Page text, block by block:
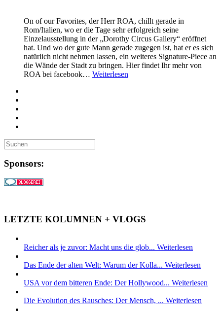
On of our Favorites, der Herr ROA, chillt gerade in
Rom/Italien, wo er die Tage sehr erfolgreich seine
Einzelausstellung in der „Dorothy Circus Gallery“ eröffnet
hat. Und wo der gute Mann gerade zugegen ist, hat er es sich
natürlich nicht nehmen lassen, ein weiteres Signature-Piece an
die Wände der Stadt zu bringen. Hier findet Ihr mehr von
ROA bei facebook… Weiterlesen
Sponsors:
LETZTE KOLUMNEN + VLOGS
Reicher als je zuvor: Macht uns die glob... Weiterlesen
Das Ende der alten Welt: Warum der Kolla... Weiterlesen
USA vor dem bitteren Ende: Der Hollywood... Weiterlesen
Die Evolution des Rausches: Der Mensch, ... Weiterlesen